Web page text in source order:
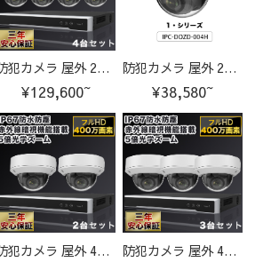
防犯カメラ 屋外 200万画素 光学レンズ搭載 IP67防塵防水 IPカメラ 4台セット
¥129,600~
防犯カメラ 屋外 200万画素 光学レンズ搭載 IP67防塵防水 IPカメラ IPC-DOZD-004H-cam
¥38,580~
防犯カメラ 屋外 400万画素 光学レンズ搭載 IP67防塵防水 IPカメラ 2台セット 防犯カメラ 屋外 400万画素 光学レンズ搭載 IP67防塵防水 IPカメラ 3台セット